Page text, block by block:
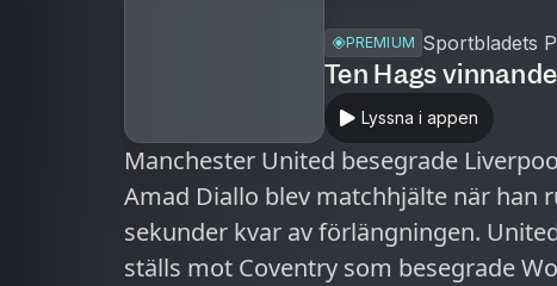
PREMIUM Sportbladets
Ten Hags
Lyssna i appen
Manchester United besegrade
Amad Diallo blev matchhjälte när han
sekunder kvar av förlängningen.
ställs mot Coventry som besegrade